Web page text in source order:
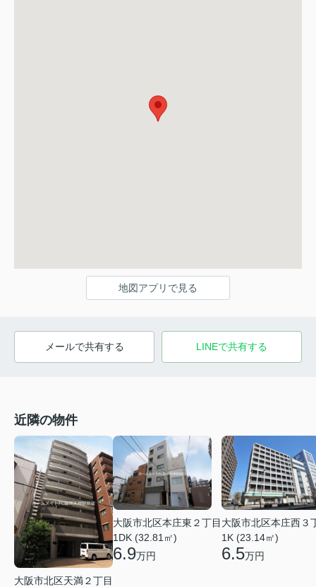
地図アプリで見る
メールで共有する LINEで共有する
近隣の物件
大阪市北区天満２丁目
大阪市北区本庄東２丁目
1DK (32.81㎡)
6.9万円
大阪市北区本庄西３
1K (23.14㎡)
6.5万円